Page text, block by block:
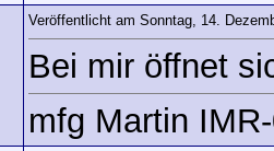
Veröffentlicht am Sonntag, 14.
Bei mir öffnet
mfg Martin